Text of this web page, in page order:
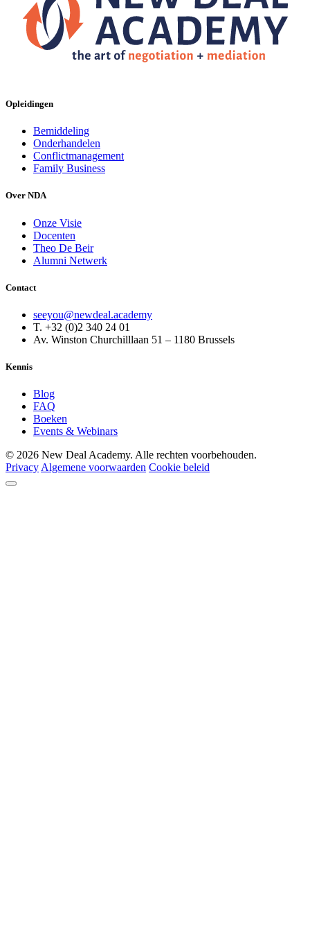
Opleidingen
Bemiddeling
Onderhandelen
Conflictmanagement
Family Business
Over NDA
Onze Visie
Docenten
Theo De Beir
Alumni Netwerk
Contact
seeyou@newdeal.academy
T. +32 (0)2 340 24 01
Av. Winston Churchilllaan 51 – 1180 Brussels
Kennis
Blog
FAQ
Boeken
Events & Webinars
© 2026 New Deal Academy. Alle rechten voorbehouden.
Privacy Algemene voorwaarden Cookie beleid